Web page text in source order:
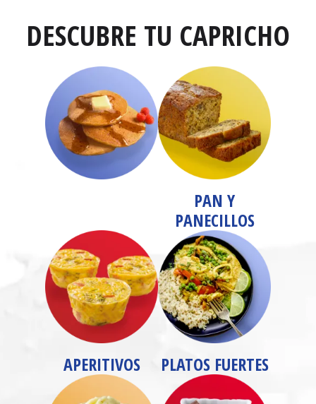
DESCUBRE TU CAPRICHO
PAN Y
PANECILLOS
APERITIVOS PLATOS FUERTES